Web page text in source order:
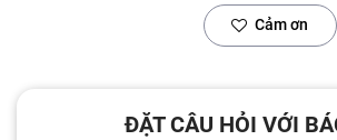
Cảm ơn
ĐẶT CÂU HỎI VỚI